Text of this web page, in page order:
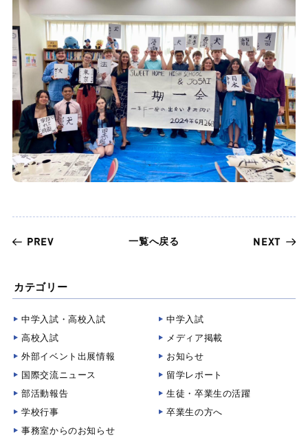
PREV 一覧へ戻る NEXT
カテゴリー
中学入試・高校入試
中学入試
高校入試
メディア掲載
外部イベント出展情報
お知らせ
国際交流ニュース
留学レポート
部活動報告
生徒・卒業生の活躍
学校行事
卒業生の方へ
事務室からのお知らせ